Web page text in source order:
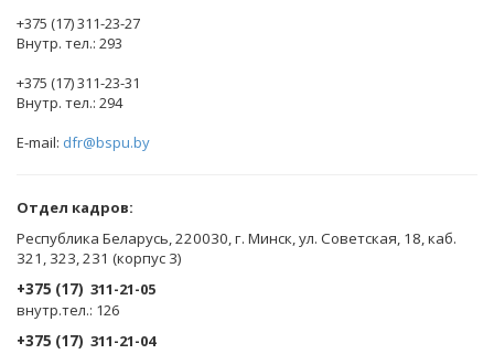
+375 (17) 311-23-27
Внутр. тел.: 293
+375 (17) 311-23-31
Внутр. тел.: 294
E-mail: dfr@bspu.by
Отдел кадров:
Республика Беларусь, 220030, г. Минск, ул. Советская, 18, каб.
321, 323, 231 (корпус 3)
+375 (17) 311-21-05
внутр.тел.: 126
+375 (17) 311-21-04